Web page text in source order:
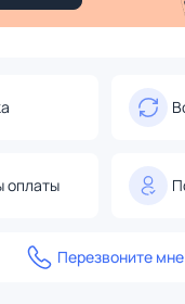
оплаты
Перезвоните мне